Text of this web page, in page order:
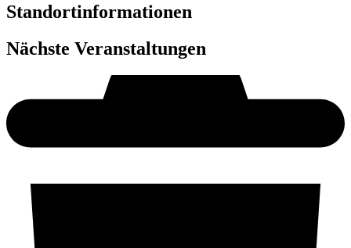
Standortinformationen
Nächste Veranstaltungen